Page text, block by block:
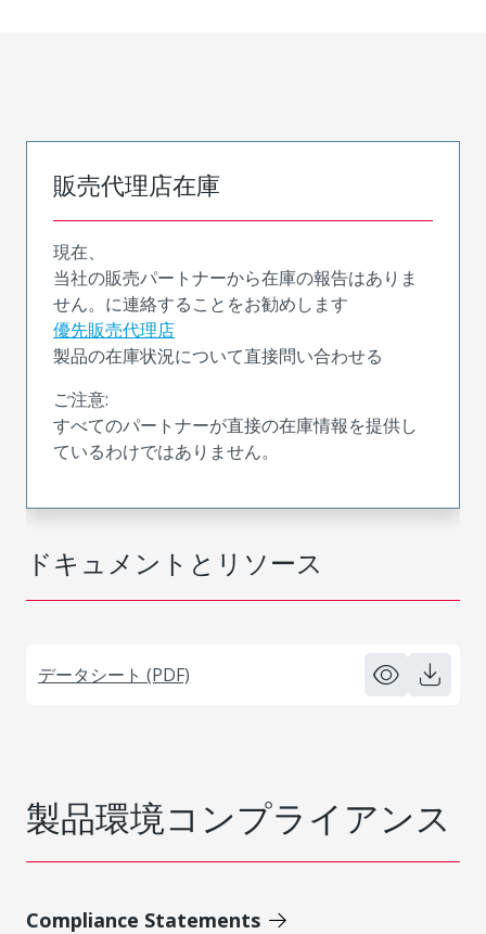
ドキュメントとリソース
データシート (PDF)
販売代理店在庫
現在、
当社の販売パートナーから在庫の報告はありま
せん。に連絡することをお勧めします
優先販売代理店
製品の在庫状況について直接問い合わせる
ご注意:
すべてのパートナーが直接の在庫情報を提供し
ているわけではありません。
製品環境コンプライアンス
Compliance Statements